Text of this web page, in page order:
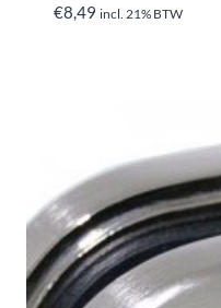
€8,49 incl. 21% BTW